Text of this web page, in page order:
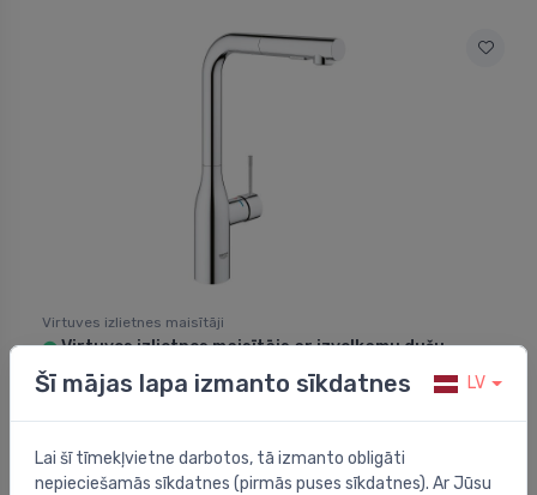
Virtuves izlietnes maisītāji
⬤Virtuves izlietnes maisītājs ar izvelkamu dušu
Essence, hroms
502.00 €
Šī mājas lapa izmanto sīkdatnes LV
Lai šī tīmekļvietne darbotos, tā izmanto obligāti
nepieciešamās sīkdatnes (pirmās puses sīkdatnes). Ar Jūsu